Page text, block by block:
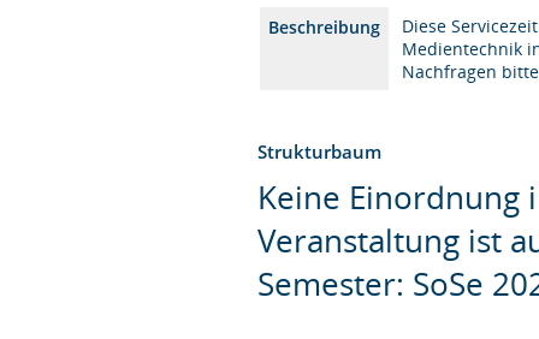
Beschreibung
Diese
Medientechnik
Nachfragen
Strukturbaum
Keine Einordnung
Veranstaltung ist
Semester: SoSe